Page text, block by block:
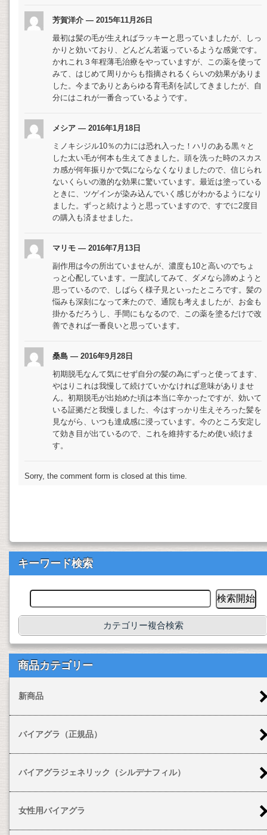
芳賀洋介 — 2015年11月26日
最初は髪の毛が生えればラッキーと思っていましたが、しっ
かりと効いており、どんどん若返っているような感覚です。
かれこれ３年程薄毛治療をやっていますが、この薬を使って
みて、はじめて周りからも指摘されるくらいの効果がありま
した。今までありとあらゆる育毛剤を試してきましたが、自
分にはこれが一番合っているようです。
メシア — 2016年1月18日
ミノキシジル10％の力には恐れ入った！ハリのある黒々と
した太い毛が何本も生えてきました。頭を洗った時のスカス
カ感が何年振りかで気にならなくなりましたので、信じられ
ないくらいの激的な効果に驚いています。最近は塗っている
ときに、ツゲインが染み込んでいく感じがわかるようになり
ました。ずっと続けようと思っていますので、すでに2度目
の購入も済ませました。
マリモ — 2016年7月13日
副作用は今の所出ていませんが、濃度も10と高いのでちょ
っと心配しています。一度試してみて、ダメなら諦めようと
思っているので、しばらく様子見といったところです。髪の
悩みも深刻になって来たので、通院も考えましたが、お金も
掛かるだろうし、手間にもなるので、この薬を塗るだけで改
善できれば一番良いと思っています。
桑島 — 2016年9月28日
初期脱毛なんて気にせず自分の髪の為にずっと使ってます、
やはりこれは我慢して続けていかなければ意味がありませ
ん。初期脱毛が出始めた頃は本当に辛かったですが、効いて
いる証拠だと我慢しました、今はすっかり生えそろった髪を
見ながら、いつも達成感に浸っています。今のところ安定し
て効き目が出ているので、これを維持するため使い続けま
す。
Sorry, the comment form is closed at this time.
キーワード検索
カテゴリー複合検索
商品カテゴリー
新商品
バイアグラ（正規品）
バイアグラジェネリック（シルデナフィル）
女性用バイアグラ